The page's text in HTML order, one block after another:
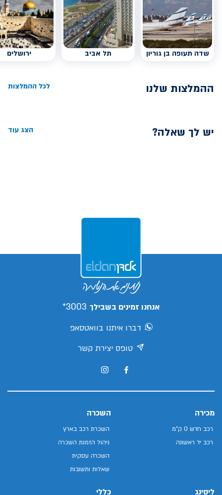
שדה תעופה בן גוריון תל אביב ירושלים
ההמלצות שלנו לכל ההמלצות
יש לך שאלה? הצג עוד
אנחנו זמינים בשבילך 3003*
דברו איתנו בוואטסאפ
טופס יצירת קשר
מכירה
רכב חדש 0 ק"מ
רכב יד ראשונה
השכרה
השכרת רכב בארץ
ניהול הזמנת השכרה
השכרה עסקית
שאלות ותשובות
ליסינג כללי